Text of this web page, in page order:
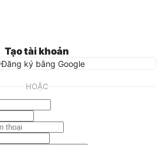
Tạo tài khoản
Đăng ký bằng Google
HOẶC